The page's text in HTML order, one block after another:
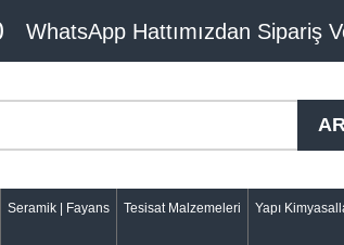
WhatsApp Hattımızdan Sipariş
Seramik | Fayans Tesisat Malzemeleri Yapı